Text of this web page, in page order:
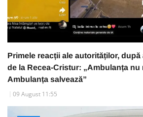
Primele reacții ale autorităților,
de la Recea-Cristur: „Ambulanța nu
Ambulanța salvează”
09 August 11:55